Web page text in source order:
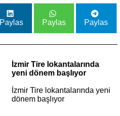
Paylas Paylas Paylas
İzmir Tire lokantalarında
yeni dönem başlıyor
İzmir Tire lokantalarında yeni
dönem başlıyor